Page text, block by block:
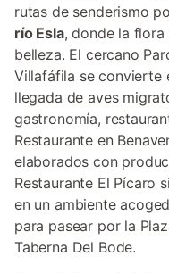
rutas de senderismo
río Esla, donde la
belleza. El cercano
Villafáfila se convierte
llegada de aves
gastronomía,
Restaurante en
elaborados con
Restaurante El Pícaro
en un ambiente
para pasear por la
Taberna Del Bode.